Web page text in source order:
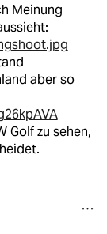
Meinung
aber so
Golf zu sehen,